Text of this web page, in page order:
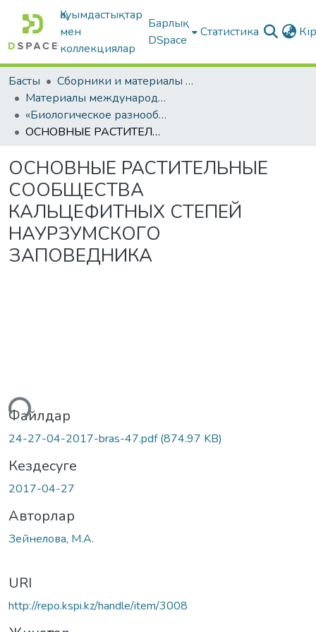
Қауымдастықтар
мен
коллекциялар
Барлық
DSpace
Статистика
Басты
Сборники и материалы конференций
Материалы международных научно-практических конференций
«Биологическое разнообразие азиатских степей»
ОСНОВНЫЕ РАСТИТЕЛЬНЫЕ СООБЩЕСТВА КАЛЬЦЕФИТНЫХ СТЕПЕЙ НАУРЗУМСКОГО ЗАПОВЕДНИКА
ОСНОВНЫЕ РАСТИТЕЛЬНЫЕ
СООБЩЕСТВА
КАЛЬЦЕФИТНЫХ СТЕПЕЙ
НАУРЗУМСКОГО
ЗАПОВЕДНИКА
Файлдар
24-27-04-2017-bras-47.pdf(874.97 KB)
Кездесуге
2017-04-27
Авторлар
Зейнелова, М.А.
URI
http://repo.kspi.kz/handle/item/3008